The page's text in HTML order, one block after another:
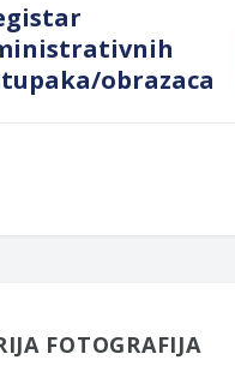
obrazaca
FOTOGRAFIJA